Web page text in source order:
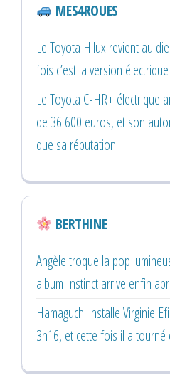
MES4ROUES
Le Toyota Hilux revient au
fois c’est la version
Le Toyota C-HR+ électrique
de 36 600 euros, et son
que sa réputation
BERTHINE
Angèle troque la pop
album Instinct arrive enfin
Hamaguchi installe Virginie
3h16, et cette fois il a tourné